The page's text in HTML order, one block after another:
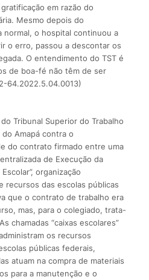
em razão do
Mesmo depois do
normal, o hospital continuou a
o erro, passou a descontar os
O entendimento do TST é
de boa-fé não têm de ser
64.2022.5.04.0013)
Tribunal Superior do Trabalho
Amapá contra o
do contrato firmado entre uma
de Execução da
organização
recursos das escolas públicas
que o contrato de trabalho era
mas, para o colegiado, trata-
chamadas “caixas escolares”
os recursos
públicas federais,
atuam na compra de materiais
para a manutenção e o